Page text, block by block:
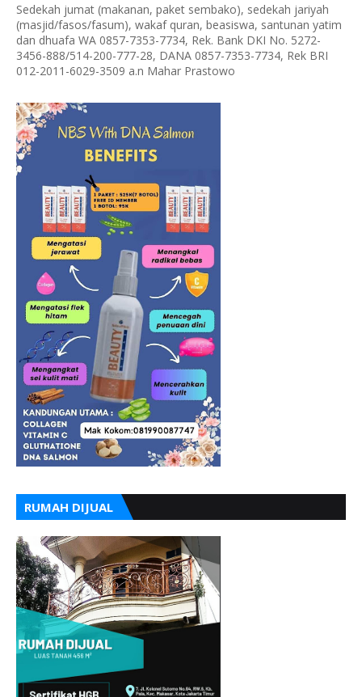
Sedekah jumat (makanan, paket sembako), sedekah jariyah
(masjid/fasos/fasum), wakaf quran, beasiswa, santunan yatim
dan dhuafa WA 0857-7353-7734, Rek. Bank DKI No. 5272-
3456-888/514-200-777-28, DANA 0857-7353-7734, Rek BRI
012-2011-6029-3509 a.n Mahar Prastowo
RUMAH DIJUAL